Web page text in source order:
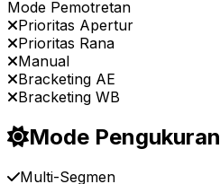
Mode Pemotretan
Prioritas Apertur
Prioritas Rana
Manual
Bracketing AE
Bracketing WB
Mode Pengukuran
Multi-Segmen